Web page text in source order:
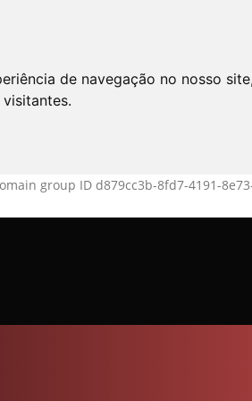
de navegação no nosso
group ID d879cc3b-8fd7-4191-